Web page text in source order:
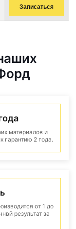
Записаться
материалов и
гарантию 2 года.
от 1 до
результат за